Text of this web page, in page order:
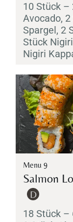
10 Stück –
Avocado,
Spargel, 2
Stück Nigiri
Nigiri
Menu 9
Salmon
D
18 Stück –